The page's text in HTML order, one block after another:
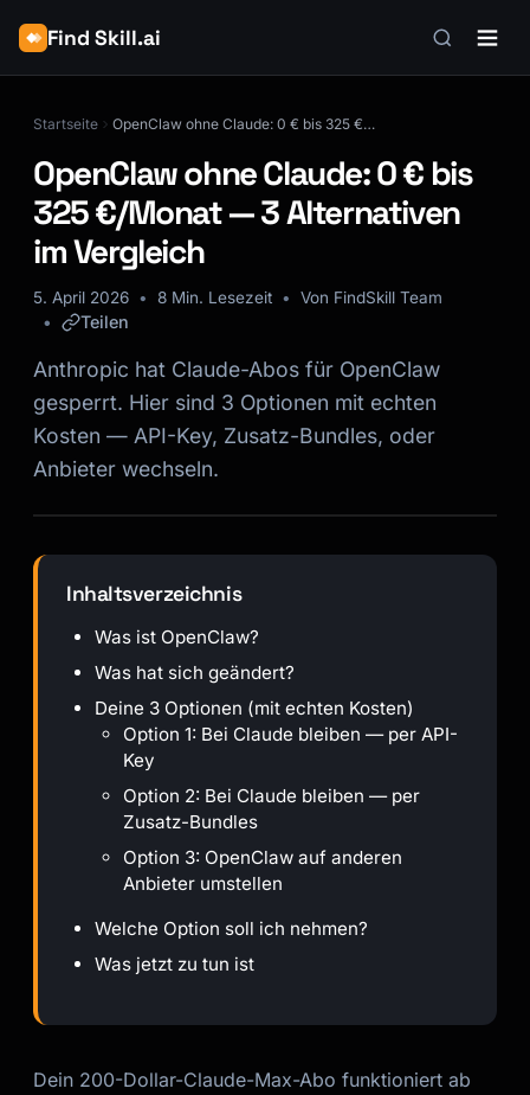
Find Skill.ai
Startseite OpenClaw ohne Claude: 0 € bis 325 €/Monat — 3 Alternativen im Vergleich
OpenClaw ohne Claude: 0 € bis
325 €/Monat — 3 Alternativen
im Vergleich
5. April 2026 8 Min. Lesezeit Von FindSkill Team
Teilen
Anthropic hat Claude-Abos für OpenClaw
gesperrt. Hier sind 3 Optionen mit echten
Kosten — API-Key, Zusatz-Bundles, oder
Anbieter wechseln.
Inhaltsverzeichnis
Was ist OpenClaw?
Was hat sich geändert?
Deine 3 Optionen (mit echten Kosten)
Option 1: Bei Claude bleiben — per API-
Key
Option 2: Bei Claude bleiben — per
Zusatz-Bundles
Option 3: OpenClaw auf anderen
Anbieter umstellen
Welche Option soll ich nehmen?
Was jetzt zu tun ist
Dein 200-Dollar-Claude-Max-Abo funktioniert ab